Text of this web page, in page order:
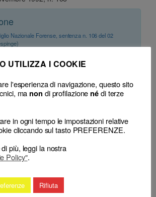
Nazionale Forense, sentenza n. 106 del 02
di
della
riprovevole ma
preclusione
Tenuta Albi – Impugnazione
rinuncia comunicata dal
ricorrente – Dichiarazione di
UTILIZZA I COOKIE
l'esperienza di navigazione, questo sito
ma non di profilazione nédi terze
in ogni tempo le impostazioni relative
cliccando sul tasto PREFERENZE.
più, leggi la nostra
Policy".
Rifiuta